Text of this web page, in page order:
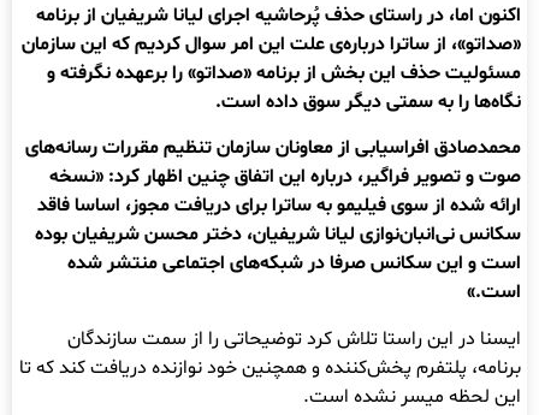
اکنون اما، در راستای حذف پُرحاشیه اجرای لیانا شریفیان از برنامه
«صداتو»، از ساترا درباره‌ی علت این امر سوال کردیم که این سازمان
مسئولیت حذف این بخش از برنامه «صداتو» را برعهده نگرفته و
نگاه‌ها را به سمتی دیگر سوق داده است.
محمدصادق افراسیابی از معاونان سازمان تنظیم مقررات رسانه‌های
صوت و تصویر فراگیر، درباره این اتفاق چنین اظهار کرد: «نسخه
ارائه شده از سوی فیلیمو به ساترا برای دریافت مجوز، اساسا فاقد
سکانس نی‌انبان‌نوازی لیانا شریفیان، دختر محسن شریفیان بوده
است و این سکانس صرفا در شبکه‌های اجتماعی منتشر شده
است.»
ایسنا در این راستا تلاش کرد توضیحاتی را از سمت سازندگان
برنامه، پلتفرم پخش‌کننده و همچنین خود نوازنده دریافت کند که تا
این لحظه میسر نشده است.